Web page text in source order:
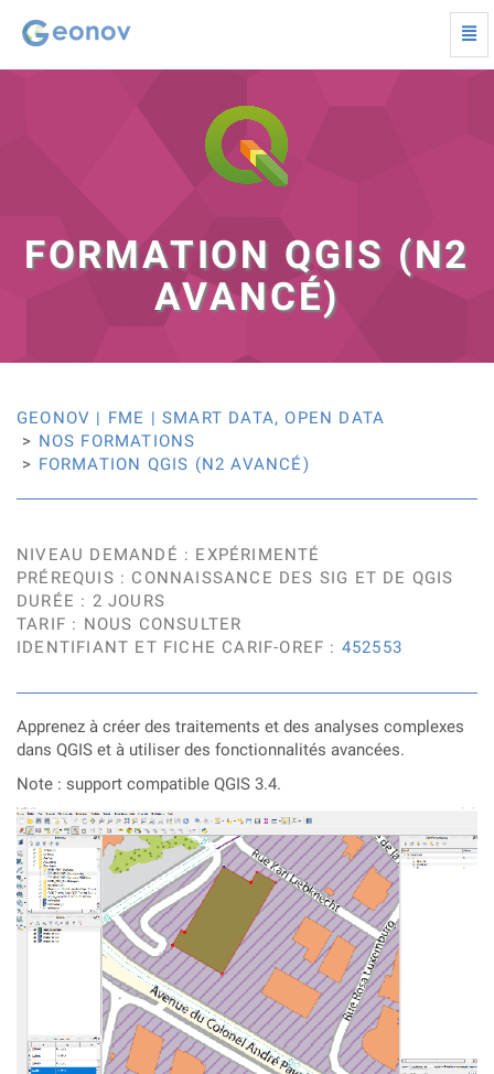
page
d'accueil
FORMATION QGIS (N2
AVANCÉ)
GEONOV | FME | SMART DATA, OPEN DATA
NOS FORMATIONS
FORMATION QGIS (N2 AVANCÉ)
NIVEAU DEMANDÉ : EXPÉRIMENTÉ
PRÉREQUIS : CONNAISSANCE DES SIG ET DE QGIS
DURÉE : 2 JOURS
TARIF : NOUS CONSULTER
IDENTIFIANT ET FICHE CARIF-OREF : 452553
Apprenez à créer des traitements et des analyses complexes
dans QGIS et à utiliser des fonctionnalités avancées.
Note : support compatible QGIS 3.4.